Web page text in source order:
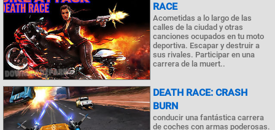
RACE
Acometidas a lo largo de las
calles de la ciudad y otras
canciones ocupados en tu moto
deportiva. Escapar y destruir a
sus rivales. Participar en una
carrera de la muert..
DEATH RACE: CRASH
BURN
conducir una fantástica carrera
de coches con armas poderosas.